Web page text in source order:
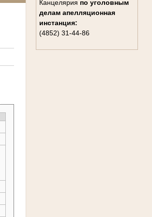
Канцелярия по уголовным
делам апелляционная
инстанция:
(4852) 31-44-86